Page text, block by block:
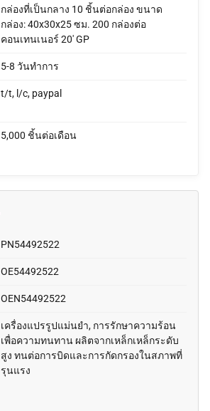
กล่องที่เป็นกลาง 10 ชิ้นต่อกล่อง ขนาด
กล่อง: 40x30x25 ซม. 200 กล่องต่อ
คอนเทนเนอร์ 20' GP
5-8 วันทำการ
t/t, l/c, paypal
5,000 ชิ้นต่อเดือน
PN54492522
OE54492522
OEN54492522
เครื่องแปรรูปแม่นยํา, การรักษาความร้อน
เพื่อความทนทาน ผลิตจากเหล็กเหล็กระดับ
สูง ทนต่อการบิดและการกัดกรองในสภาพที่
รุนแรง